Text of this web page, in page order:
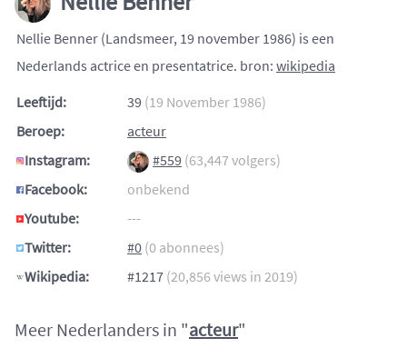
Nellie Benner (Landsmeer, 19 november 1986) is een
Nederlands actrice en presentatrice. bron: wikipedia
Leeftijd:
39 (19 November 1986)
Beroep:
acteur
Instagram:
#559 (63,447 volgers)
Facebook:
onbekend
Youtube:
---
Twitter:
#0 (0 abonnees)
Wikipedia:
#1217 (20,856 views in 2019)
Meer Nederlanders in "acteur"